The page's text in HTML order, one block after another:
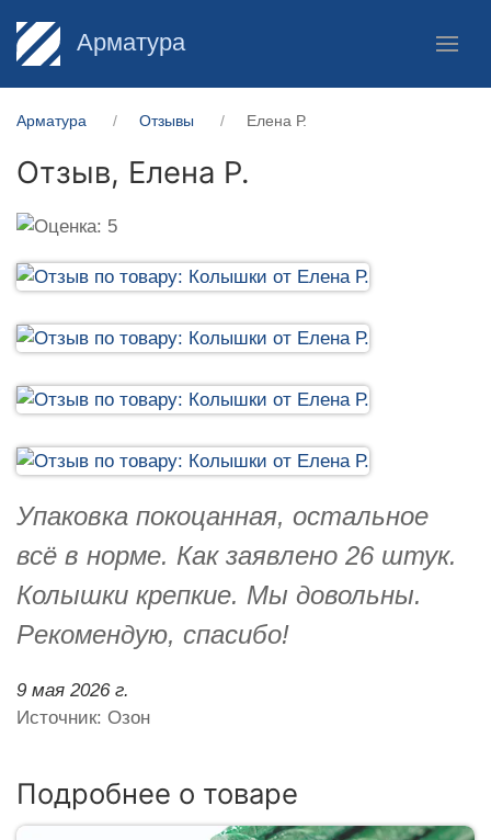
Арматура
Арматура Отзывы Елена Р.
Отзыв, Елена Р.
Упаковка покоцанная, остальное
всё в норме. Как заявлено 26 штук.
Колышки крепкие. Мы довольны.
Рекомендую, спасибо!
9 мая 2026 г.
Источник: Озон
Подробнее о товаре